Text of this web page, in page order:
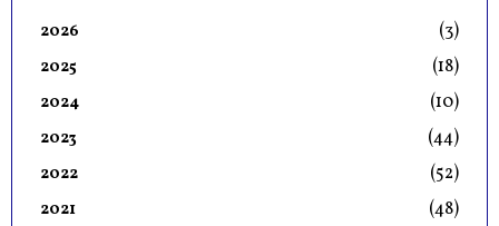
2026 (3)
2025 (18)
2024 (10)
2023 (44)
2022 (52)
2021 (48)